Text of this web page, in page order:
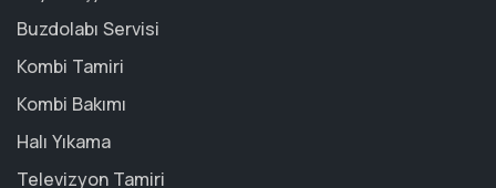
Buzdolabı Servisi
Kombi Tamiri
Kombi Bakımı
Halı Yıkama
Televizyon Tamiri